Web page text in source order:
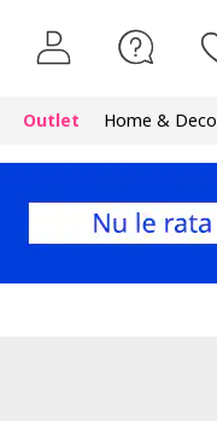
Outlet Home & Deco